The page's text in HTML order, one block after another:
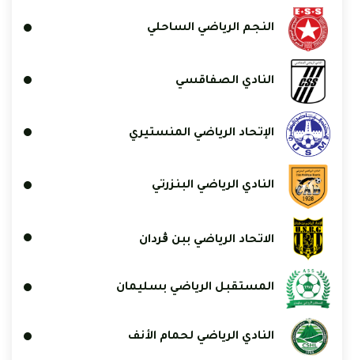
النجم الرياضي الساحلي
النادي الصفاقسي
الإتحاد الرياضي المنستيري
النادي الرياضي البنزرتي
الاتحاد الرياضي ببن ڨردان
المستقبل الرياضي بسليمان
النادي الرياضي لحمام الأنف